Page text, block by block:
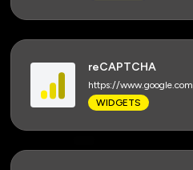
reCAPTCHA
https://www.google.com
WIDGETS